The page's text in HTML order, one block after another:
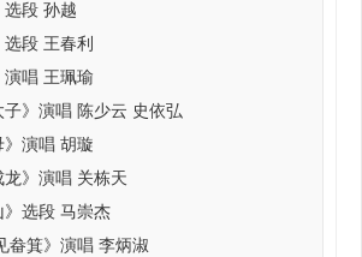
段 孙越
段 王春利
唱 王珮瑜
》演唱 陈少云 史依弘
演唱 胡璇
》演唱 关栋天
选段 马崇杰
畚箕》演唱 李炳淑